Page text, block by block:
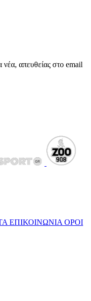
νέα, απευθείας στο email
ΕΠΙΚΟΙΝΩΝΙΑ ΟΡΟΙ